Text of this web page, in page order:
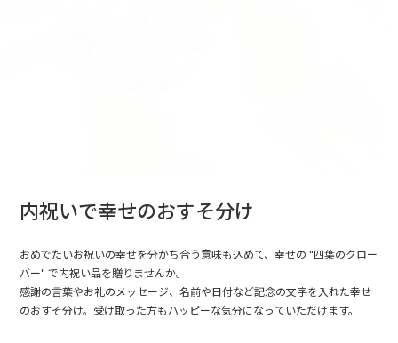
内祝いで幸せのおすそ分け
おめでたいお祝いの幸せを分かち合う意味も込めて、幸せの "四葉のクロー
バー" で内祝い品を贈りませんか。
感謝の言葉やお礼のメッセージ、名前や日付など記念の文字を入れた幸せ
のおすそ分け。受け取った方もハッピーな気分になっていただけます。